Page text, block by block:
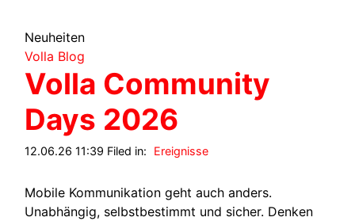
Neuheiten
Volla Blog
Volla Community
Days 2026
12.06.26 11:39 Filed in: Ereignisse
Mobile Kommunikation geht auch anders.
Unabhängig, selbstbestimmt und sicher. Denken